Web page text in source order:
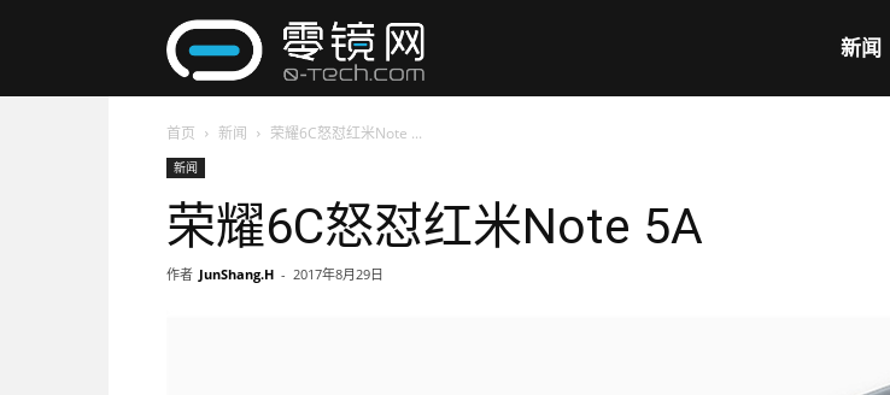
网
新闻
首页 新闻 荣耀6C怒怼红米Note ...
新闻
荣耀6C怒怼红米Note 5A
作者 JunShang.H - 2017年8月29日